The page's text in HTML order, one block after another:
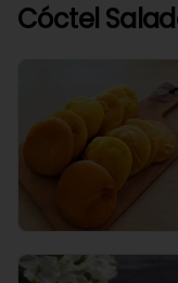
Cóctel